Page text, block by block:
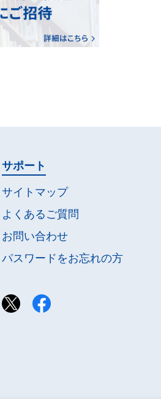
サポート
サイトマップ
よくあるご質問
お問い合わせ
パスワードをお忘れの方